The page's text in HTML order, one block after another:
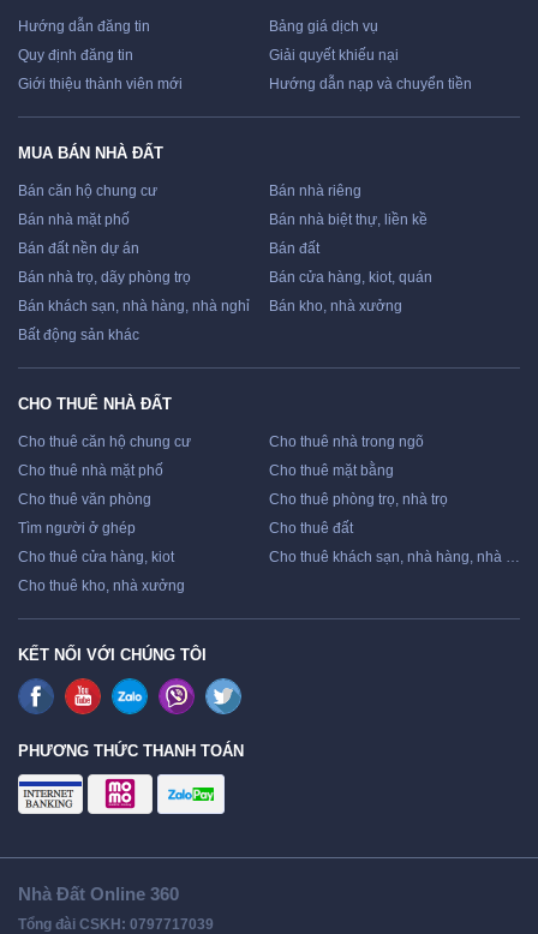
Hướng dẫn đăng tin
Bảng giá dịch vụ
Quy định đăng tin
Giải quyết khiếu nại
Giới thiệu thành viên mới
Hướng dẫn nạp và chuyển tiền
MUA BÁN NHÀ ĐẤT
Bán căn hộ chung cư
Bán nhà riêng
Bán nhà mặt phố
Bán nhà biệt thự, liền kề
Bán đất nền dự án
Bán đất
Bán nhà trọ, dãy phòng trọ
Bán cửa hàng, kiot, quán
Bán khách sạn, nhà hàng, nhà nghỉ
Bán kho, nhà xưởng
Bất động sản khác
CHO THUÊ NHÀ ĐẤT
Cho thuê căn hộ chung cư
Cho thuê nhà trong ngõ
Cho thuê nhà mặt phố
Cho thuê mặt bằng
Cho thuê văn phòng
Cho thuê phòng trọ, nhà trọ
Tìm người ở ghép
Cho thuê đất
Cho thuê cửa hàng, kiot
Cho thuê khách sạn, nhà hàng, nhà nghỉ
Cho thuê kho, nhà xưởng
KẾT NỐI VỚI CHÚNG TÔI
PHƯƠNG THỨC THANH TOÁN
Nhà Đất Online 360
Tổng đài CSKH: 0797717039